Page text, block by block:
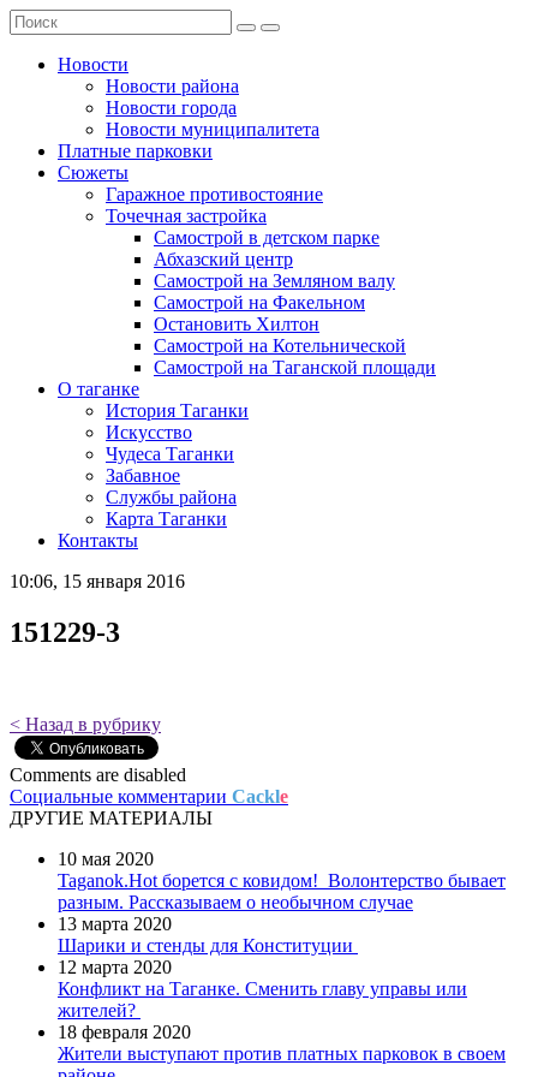
Новости
Новости района
Новости города
Новости муниципалитета
Платные парковки
Сюжеты
Гаражное противостояние
Точечная застройка
Самострой в детском парке
Абхазский центр
Самострой на Земляном валу
Самострой на Факельном
Остановить Хилтон
Самострой на Котельнической
Самострой на Таганской площади
О таганке
История Таганки
Искусство
Чудеса Таганки
Забавное
Службы района
Карта Таганки
Контакты
10:06, 15 января 2016
151229-3
< Назад в рубрику
Comments are disabled
Социальные комментарии Cackle
ДРУГИЕ МАТЕРИАЛЫ
10 мая 2020
Taganok.Hot борется с ковидом! Волонтерство бывает
разным. Рассказываем о необычном случае
13 марта 2020
Шарики и стенды для Конституции
12 марта 2020
Конфликт на Таганке. Сменить главу управы или
жителей?
18 февраля 2020
Жители выступают против платных парковок в своем